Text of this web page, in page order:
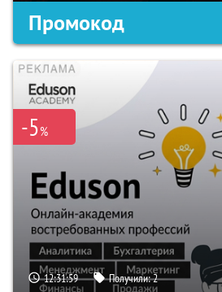
Промокод
-5%
12:31:58 Получили:2